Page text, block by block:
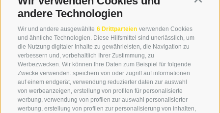
andere Technologien
Wir und andere ausgewählte 6 Drittparteien verwenden Cookies
und ähnliche Technologien. Diese Hilfsmittel sind unerlässlich, um
die Nutzung digitaler Inhalte zu gewährleisten, die Navigation zu
verbessern und, vorbehaltlich Ihrer Zustimmung, zu
Werbezwecken. Wir können Ihre Daten zum Beispiel für folgende
Zwecke verwenden: speichern von oder zugriff auf informationen
auf einem endgerät, verwendung reduzierter daten zur auswahl
von werbeanzeigen, erstellung von profilen für personalisierte
werbung, verwendung von profilen zur auswahl personalisierter
werbung, erstellung von profilen zur personalisierung von inhalten,
+39 0474 976139
info@globoalpin.com
SERVICE
Kontakt
Wetter & Lawinen
ON TOUR
Wir
Winterprogramm